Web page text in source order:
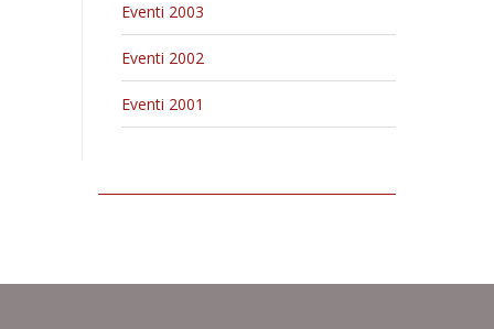
Eventi 2003
Eventi 2002
Eventi 2001